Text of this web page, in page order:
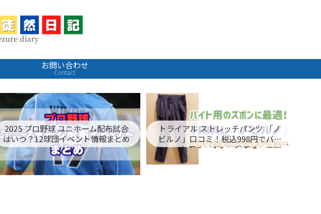
お問い合わせ
Contact
2025 プロ野球 ユニホーム配布試合
はいつ？12球団イベント情報まとめ
トライアル ストレッチパンツ 「ノ
ビルノ」口コミ！税込998円でバイ
ト用のズボンに最適！